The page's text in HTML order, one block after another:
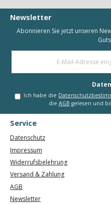
Newsletter
Abonnieren Sie jetzt unseren
Ich habe die
die AGB gelesen und
Service
Datenschutz
Impressum
Widerrufsbelehrung
Versand & Zahlung
AGB
Newsletter